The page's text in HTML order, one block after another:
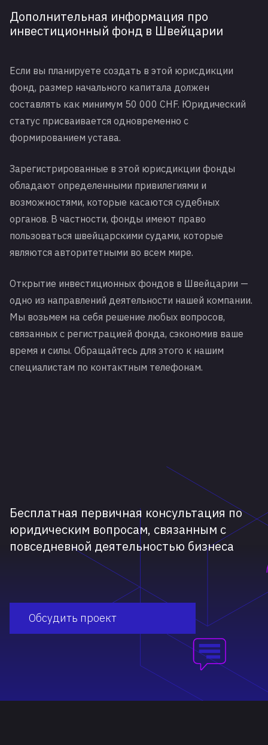
Дополнительная информация про
инвестиционный фонд в Швейцарии
Если вы планируете создать в этой юрисдикции
фонд, размер начального капитала должен
составлять как минимум 50 000 CHF. Юридический
статус присваивается одновременно с
формированием устава.
Зарегистрированные в этой юрисдикции фонды
обладают определенными привилегиями и
возможностями, которые касаются судебных
органов. В частности, фонды имеют право
пользоваться швейцарскими судами, которые
являются авторитетными во всем мире.
Открытие инвестиционных фондов в Швейцарии —
одно из направлений деятельности нашей компании.
Мы возьмем на себя решение любых вопросов,
связанных с регистрацией фонда, сэкономив ваше
время и силы. Обращайтесь для этого к нашим
специалистам по контактным телефонам.
Бесплатная первичная консультация по
юридическим вопросам, связанным с
повседневной деятельностью бизнеса
Обсудить проект